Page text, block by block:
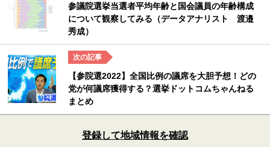
参議院選挙当選者平均年齢と国会議員の年齢構成
について観察してみる（データアナリスト 渡邉
秀成）
【参院選2022】全国比例の議席を大胆予想！どの
党が何議席獲得する？選挙ドットコムちゃんねる
まとめ
登録して地域情報を確認